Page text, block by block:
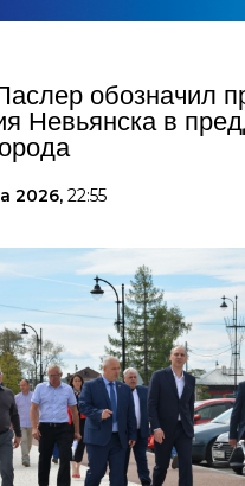
обозначил
Невьянска в
2026, 22:55